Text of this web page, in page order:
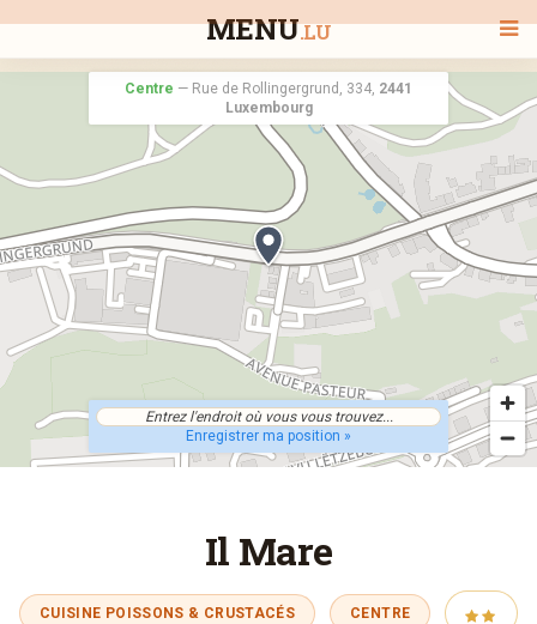
MENU.LU
BIENVENUE
TOUS LES RESTAURANTS
RECHERCHER UN RESTAURANT
Centre — Rue de Rollingergrund, 334, 2441
Luxembourg
Enregistrer ma position »
Il Mare
CUISINE POISSONS & CRUSTACÉS CENTRE